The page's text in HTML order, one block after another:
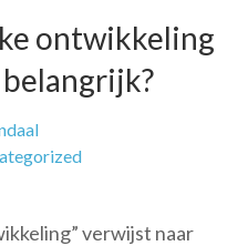
ontwikkeling
verwijst naar